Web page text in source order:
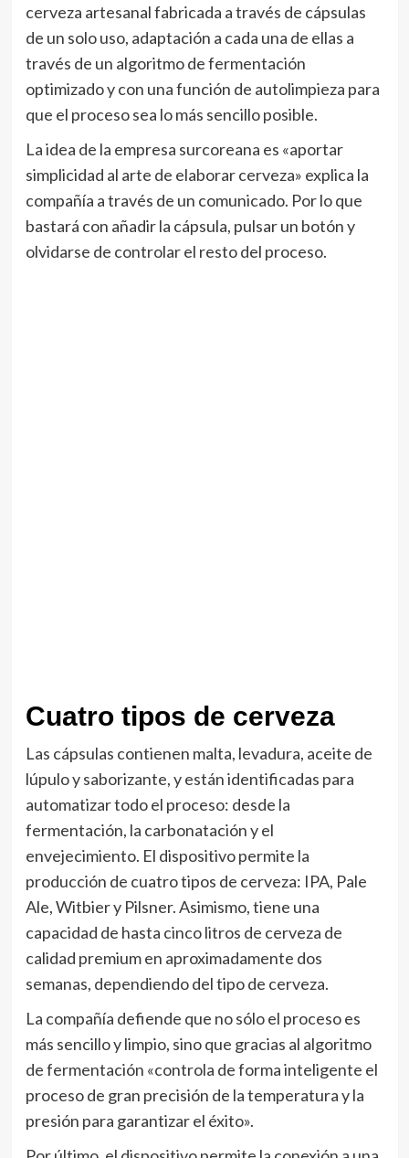
cerveza artesanal fabricada a través de cápsulas
de un solo uso, adaptación a cada una de ellas a
través de un algoritmo de fermentación
optimizado y con una función de autolimpieza para
que el proceso sea lo más sencillo posible.
La idea de la empresa surcoreana es «aportar
simplicidad al arte de elaborar cerveza» explica la
compañía a través de un comunicado. Por lo que
bastará con añadir la cápsula, pulsar un botón y
olvidarse de controlar el resto del proceso.
Cuatro tipos de cerveza
Las cápsulas contienen malta, levadura, aceite de
lúpulo y saborizante, y están identificadas para
automatizar todo el proceso: desde la
fermentación, la carbonatación y el
envejecimiento. El dispositivo permite la
producción de cuatro tipos de cerveza: IPA, Pale
Ale, Witbier y Pilsner. Asimismo, tiene una
capacidad de hasta cinco litros de cerveza de
calidad premium en aproximadamente dos
semanas, dependiendo del tipo de cerveza.
La compañía defiende que no sólo el proceso es
más sencillo y limpio, sino que gracias al algoritmo
de fermentación «controla de forma inteligente el
proceso de gran precisión de la temperatura y la
presión para garantizar el éxito».